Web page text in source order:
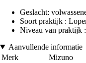
Geslacht:
Soort praktijk :
Niveau van praktijk
Aanvullende informatie
Merk
Mizuno